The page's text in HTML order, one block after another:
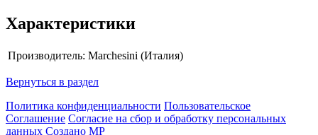
Характеристики
Производитель: Marchesini (Италия)
Вернуться в раздел
Политика конфиденциальности Пользовательское
Соглашение Согласие на сбор и обработку персональных
данных Создано МР